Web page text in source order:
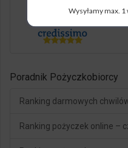
Poradnik Pożyczkobiorcy
Ranking darmowych
Ranking pożyczek online –
Wysyłamy max.